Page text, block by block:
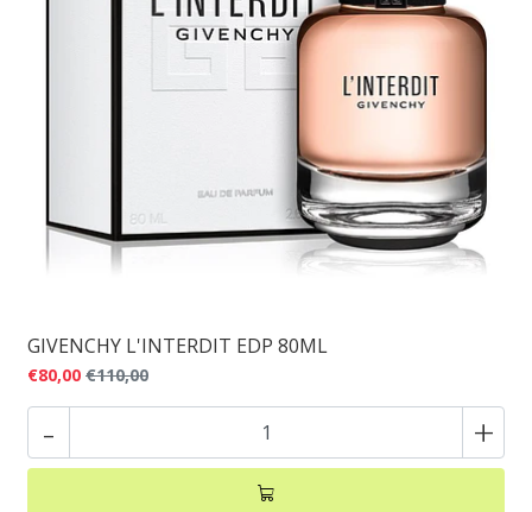
GIVENCHY L'INTERDIT EDP 80ML
€80,00 €110,00
- +